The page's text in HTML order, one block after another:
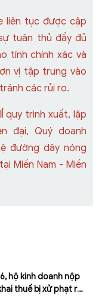
liên tục được cập
tuân thủ đầy đủ
tính chính xác và
vị tập trung vào
các rủi ro.
quy trình xuất, lập
đại, Quý doanh
đường dây nóng
Miền Nam - Miền
hộ kinh doanh nộp
thuế bị xử phạt ra